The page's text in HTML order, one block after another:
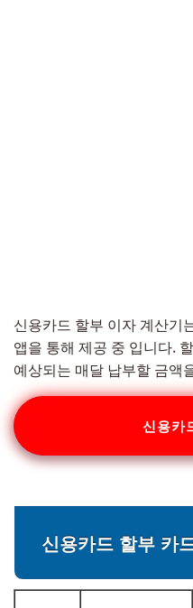
신용카드 할부 이자 계산기
앱을 통해 제공 중 입니다.
예상되는 매달 납부할 금액
신용카
신용카드 할부 카